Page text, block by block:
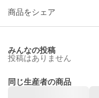
商品をシェア
みんなの投稿
投稿はありません
同じ生産者の商品